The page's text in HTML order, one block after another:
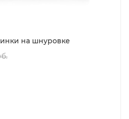
на шнуровке